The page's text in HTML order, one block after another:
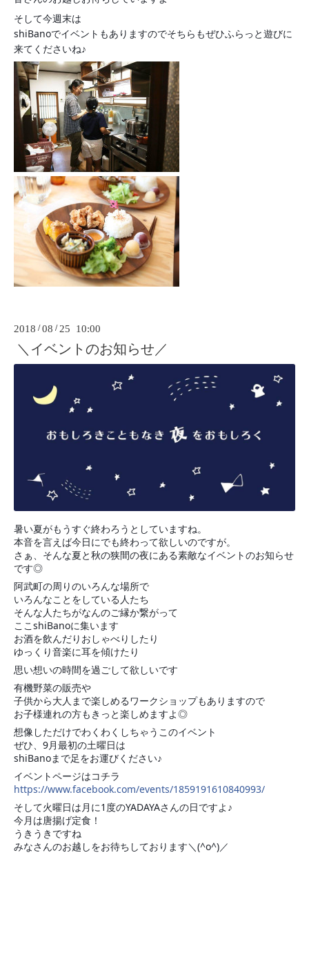
そして今週末は
shiBanoでイベントもありますのでそちらもぜひふらっと遊びに
来てくださいね♪
2018 /08 / 25 10:00
＼イベントのお知らせ／
暑い夏がもうすぐ終わろうとしていますね。
本音を言えば今日にでも終わって欲しいのですが。
さぁ、そんな夏と秋の狭間の夜にある素敵なイベントのお知らせ
です◎
阿武町の周りのいろんな場所で
いろんなことをしている人たち
そんな人たちがなんのご縁か繋がって
ここshiBanoに集います
お酒を飲んだりおしゃべりしたり
ゆっくり音楽に耳を傾けたり
思い想いの時間を過ごして欲しいです
有機野菜の販売や
子供から大人まで楽しめるワークショップもありますので
お子様連れの方もきっと楽しめますよ◎
想像しただけでわくわくしちゃうこのイベント
ぜひ、9月最初の土曜日は
shiBanoまで足をお運びください♪
イベントページはコチラ
https://www.facebook.com/events/1859191610840993/
そして火曜日は月に1度のYADAYAさんの日ですよ♪
今月は唐揚げ定食！
うきうきですね
みなさんのお越しをお待ちしております＼(^o^)／